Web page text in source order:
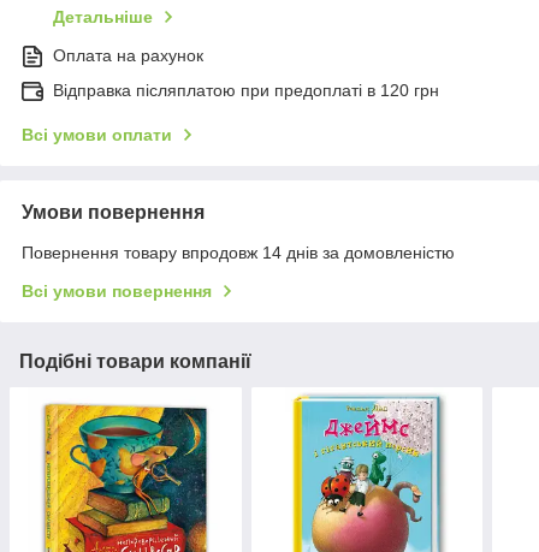
Детальніше
Оплата на рахунок
Відправка післяплатою при предоплаті в 120 грн
Всі умови оплати
Умови повернення
Повернення товару впродовж 14 днів за домовленістю
Всі умови повернення
Подібні товари компанії